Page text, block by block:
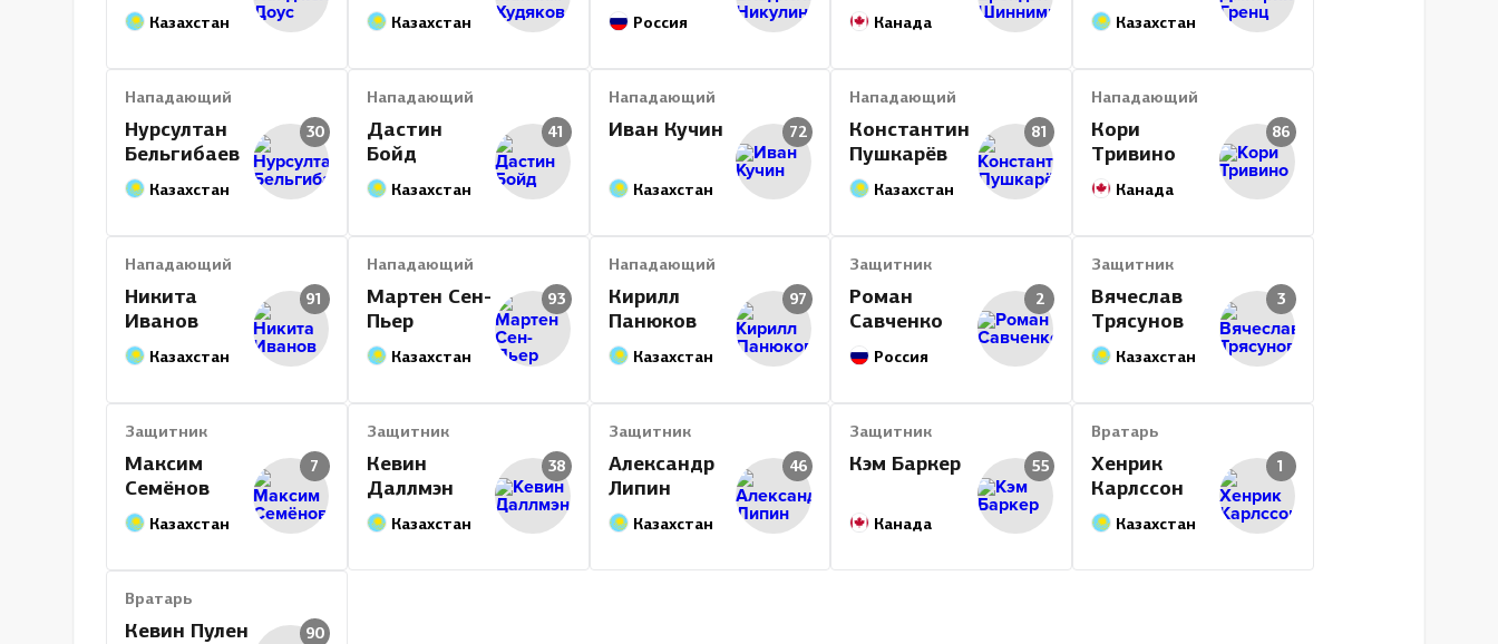
Казахстан Казахстан Россия Канада Казахстан
Нападающий
Нурсултан
Бельгибаев
Казахстан
30
Нападающий
Дастин
Бойд
Казахстан
41
Нападающий
Иван Кучин
Казахстан
72
Нападающий
Константин
Пушкарёв
Казахстан
81
Нападающий
Кори
Тривино
Канада
86
Нападающий
Никита
Иванов
Казахстан
91
Нападающий
Мартен Сен-
Пьер
Казахстан
93
Нападающий
Кирилл
Панюков
Казахстан
97
Защитник
Роман
Савченко
Россия
2
Защитник
Вячеслав
Трясунов
Казахстан
3
Защитник
Максим
Семёнов
Казахстан
7
Защитник
Кевин
Даллмэн
Казахстан
38
Защитник
Александр
Липин
Казахстан
46
Защитник
Кэм Баркер
Канада
55
Вратарь
Хенрик
Карлссон
Казахстан
1
Вратарь
Кевин Пулен 90